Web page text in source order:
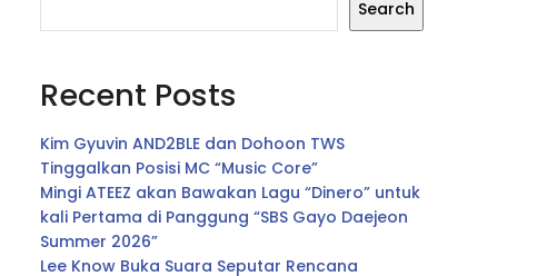
Search
Recent Posts
Kim Gyuvin AND2BLE dan Dohoon TWS
Tinggalkan Posisi MC “Music Core”
Mingi ATEEZ akan Bawakan Lagu “Dinero” untuk
kali Pertama di Panggung “SBS Gayo Daejeon
Summer 2026”
Lee Know Buka Suara Seputar Rencana